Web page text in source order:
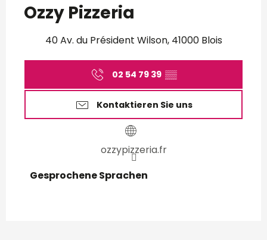
Ozzy Pizzeria
40 Av. du Président Wilson, 41000 Blois
02 54 79 39 ▒▒
Kontaktieren Sie uns
ozzypizzeria.fr
Gesprochene Sprachen
Gesprochene Sprachen